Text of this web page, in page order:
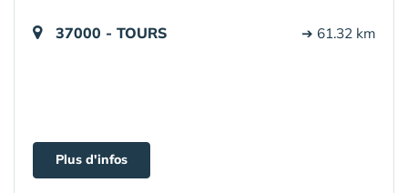
37000 - TOURS ➔ 61.32 km
Plus d'infos